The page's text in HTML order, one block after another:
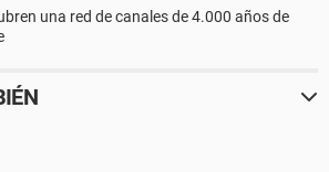
una red de canales de 4.000 años de